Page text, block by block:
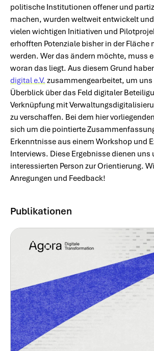
politische Institutionen offener und
machen, wurden weltweit entwickelt
vielen wichtigen Initiativen und
erhofften Potenziale bisher in der Fläche
werden. Wer das ändern möchte, muss
woran das liegt. Aus diesem Grund
digital e.V. zusammengearbeitet, um uns
Überblick über das Feld digitaler
Verknüpfung mit
zu verschaffen. Bei dem hier
sich um die pointierte
Erkenntnisse aus einem Workshop und
Interviews. Diese Ergebnisse dienen uns
interessierten Person zur Orientierung.
Anregungen und Feedback!
Publikationen